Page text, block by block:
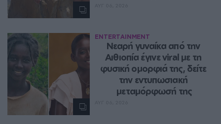
ENTERTAINMENT
Νεαρή γυναίκα από την
Αιθιοπία έγινε viral με τη
φυσική ομορφιά της, δείτε
την εντυπωσιακή
μεταμόρφωσή της